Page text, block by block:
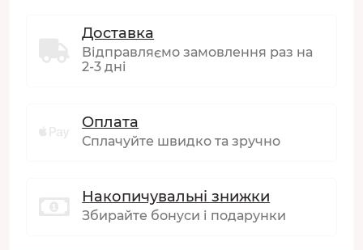
Доставка
Відправляємо замовлення раз на
2-3 дні
Оплата
Сплачуйте швидко та зручно
Накопичувальні знижки
Збирайте бонуси і подарунки